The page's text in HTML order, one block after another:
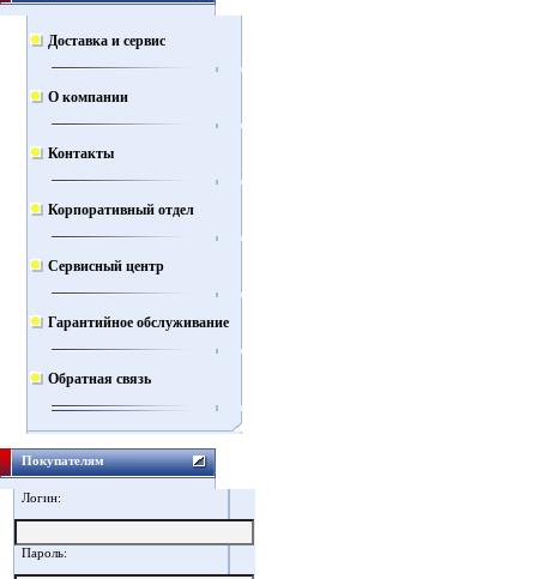
Доставка и сервис
О компании
Контакты
Корпоративный отдел
Сервисный центр
Гарантийное обслуживание
Обратная связь
Покупателям
Логин:
Пароль: